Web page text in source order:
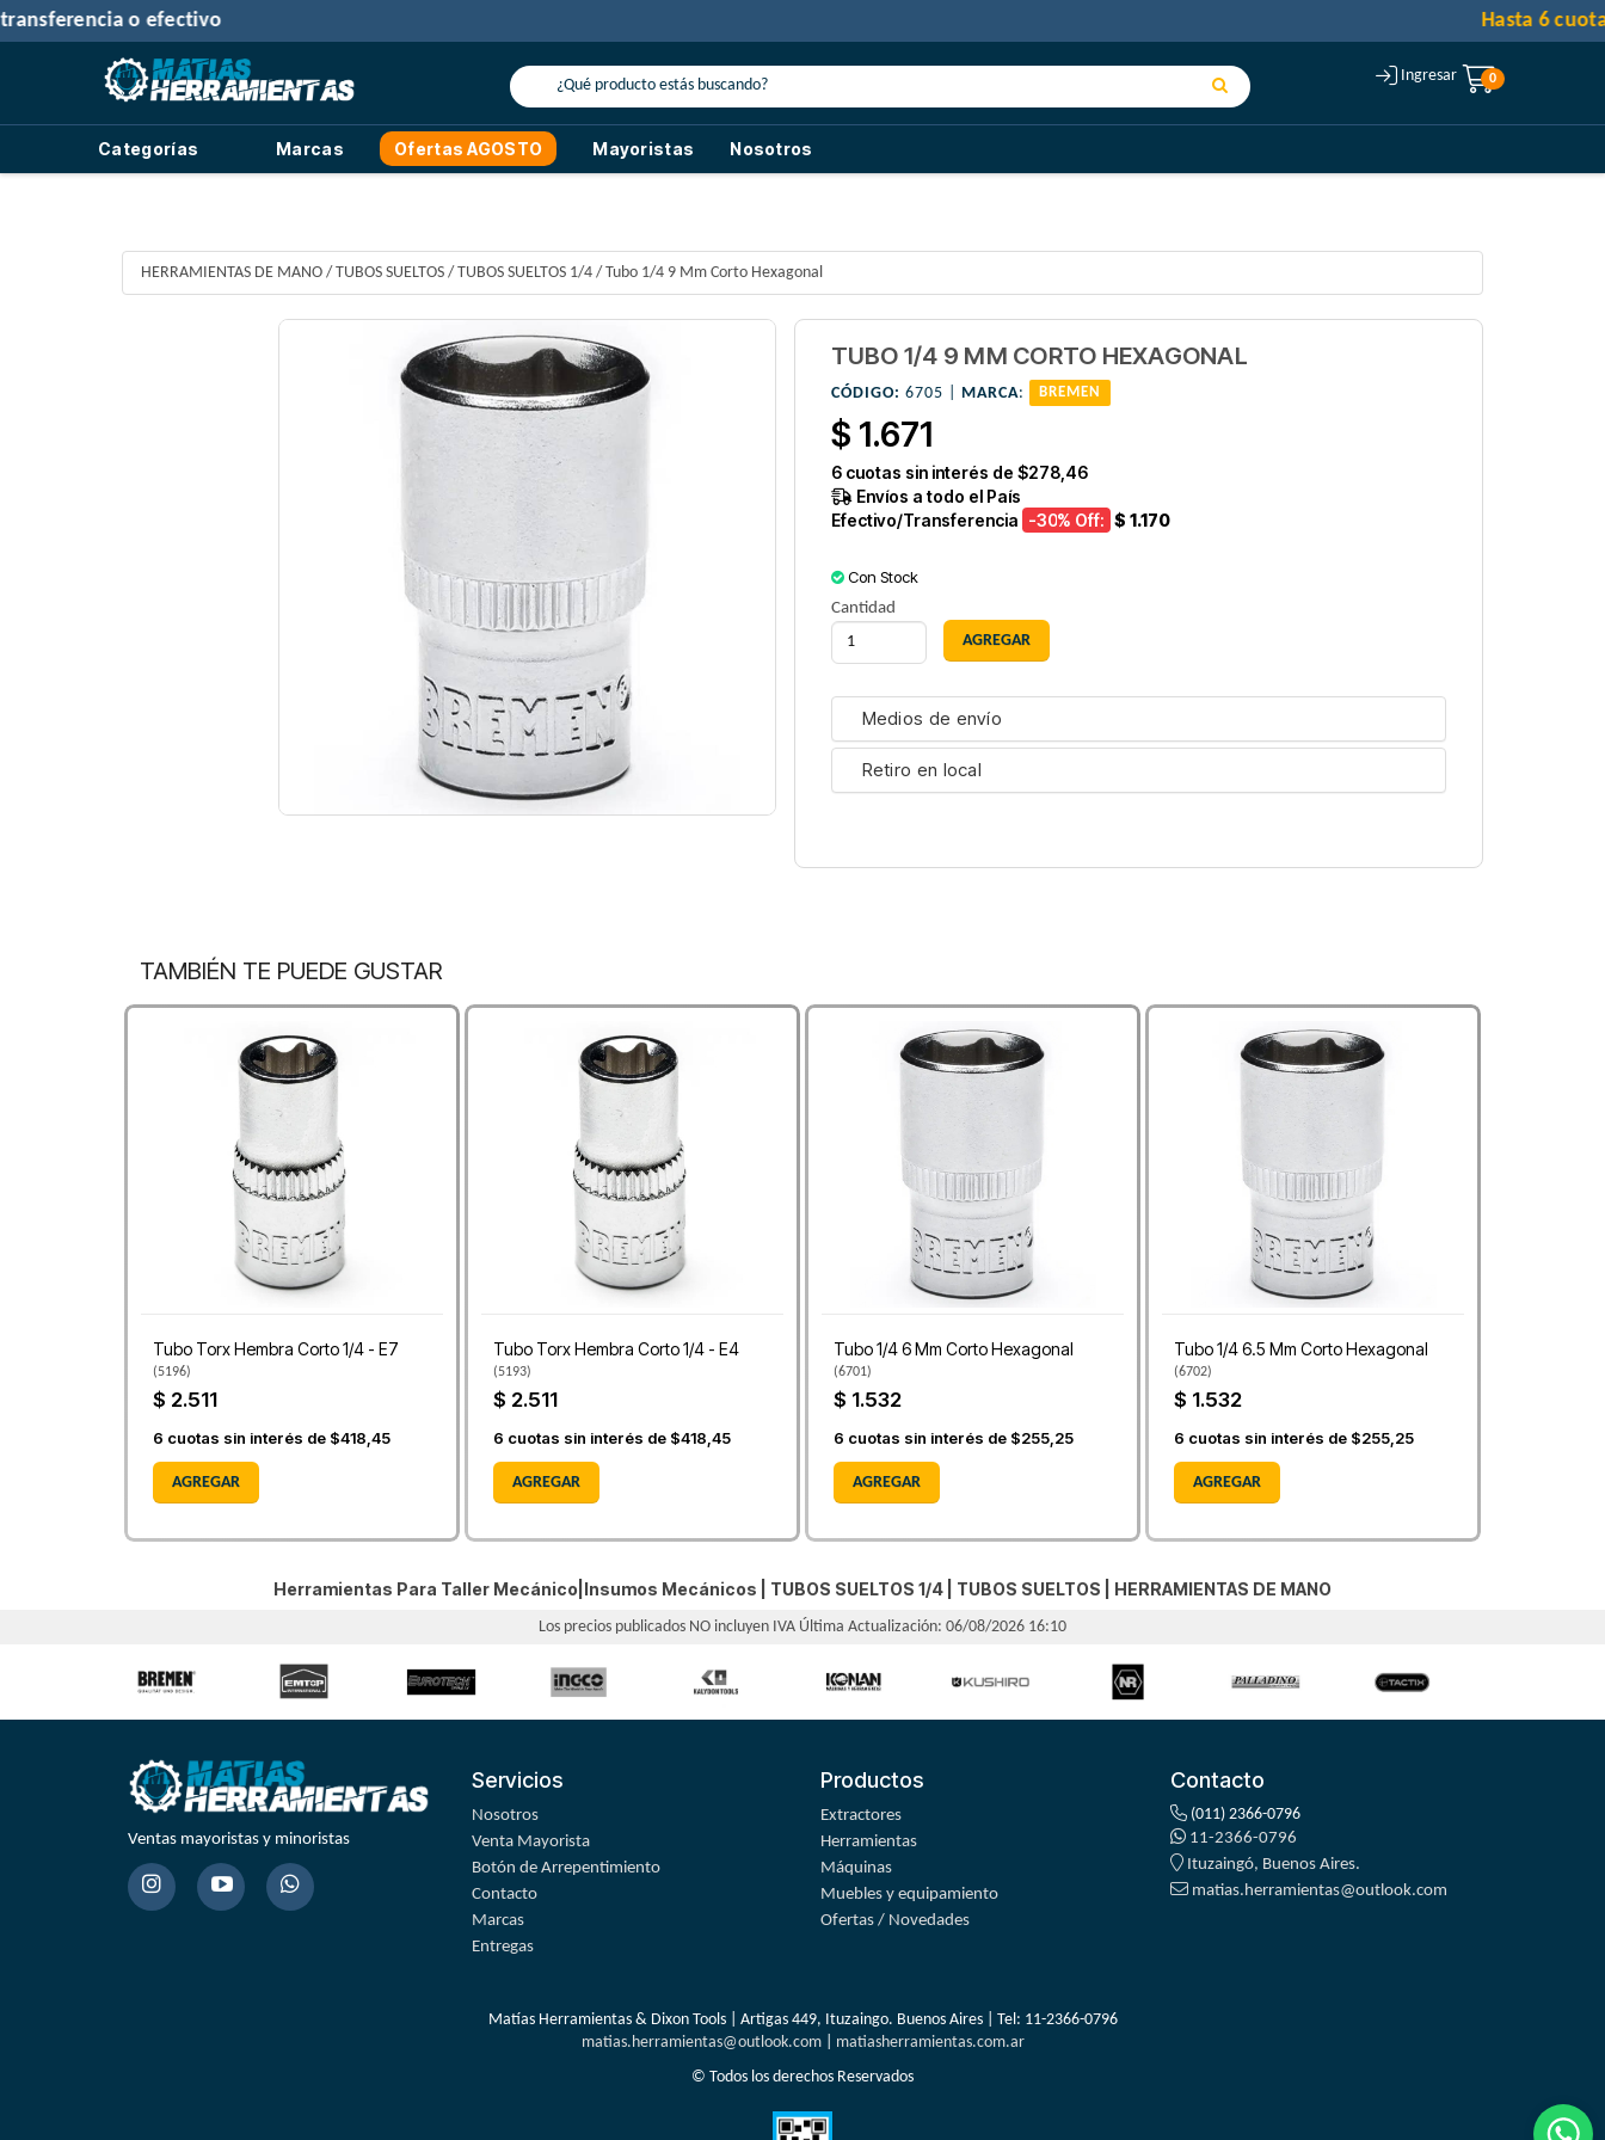
Ingresar 0
Categorías Marcas Ofertas AGOSTO Mayoristas Nosotros
HERRAMIENTAS DE MANO / TUBOS SUELTOS / TUBOS SUELTOS 1/4 / Tubo 1/4 9 Mm Corto Hexagonal
TUBO 1/4 9 MM CORTO HEXAGONAL
CÓDIGO: 6705 | MARCA: BREMEN
$ 1.671
6cuotas sin interés de $278,46
Envíos a todo el País
Efectivo/Transferencia -30% Off: $ 1.170
Con Stock
Cantidad
Medios de envío
Retiro en local
TAMBIÉN TE PUEDE GUSTAR
Tubo Torx Hembra Corto 1/4 - E7
(5196)
$ 2.511
6 cuotas sin interés de $418,45
AGREGAR
Tubo Torx Hembra Corto 1/4 - E4
(5193)
$ 2.511
6 cuotas sin interés de $418,45
AGREGAR
Tubo 1/4 6 Mm Corto Hexagonal
(6701)
$ 1.532
6 cuotas sin interés de $255,25
AGREGAR
Tubo 1/4 6.5 Mm Corto Hexagonal
(6702)
$ 1.532
6 cuotas sin interés de $255,25
AGREGAR
Herramientas Para Taller Mecánico|Insumos Mecánicos | TUBOS SUELTOS 1/4 TUBOS SUELTOS HERRAMIENTAS DE MANO
Los precios publicados NO incluyen IVA Última Actualización: 06/08/2026 16:10
Ventas mayoristas y minoristas
Servicios
Nosotros
Venta Mayorista
Botón de Arrepentimiento
Contacto
Marcas
Entregas
Productos
Extractores
Herramientas
Máquinas
Muebles y equipamiento
Ofertas / Novedades
Contacto
(011) 2366-0796
11-2366-0796
Ituzaingó, Buenos Aires.
matias.herramientas@outlook.com
Matías Herramientas & Dixon Tools | Artigas 449, Ituzaingo. Buenos Aires | Tel: 11-2366-0796
matias.herramientas@outlook.com| matiasherramientas.com.ar
© Todos los derechos Reservados